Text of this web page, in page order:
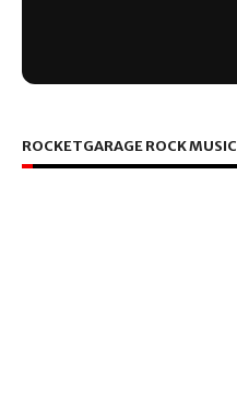
ROCKETGARAGE ROCK MUSIC